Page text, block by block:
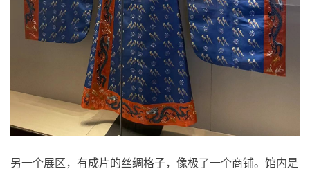
另一个展区，有成片的丝绸格子，像极了一个商铺。馆内是